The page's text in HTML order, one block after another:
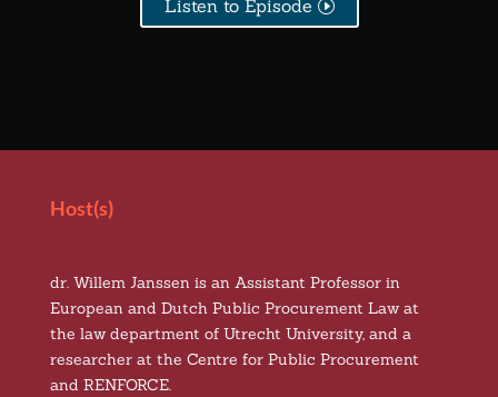
Listen to Episode
Host(s)
dr. Willem Janssen is an Assistant Professor in
European and Dutch Public Procurement Law at
the law department of Utrecht University, and a
researcher at the Centre for Public Procurement
and RENFORCE.